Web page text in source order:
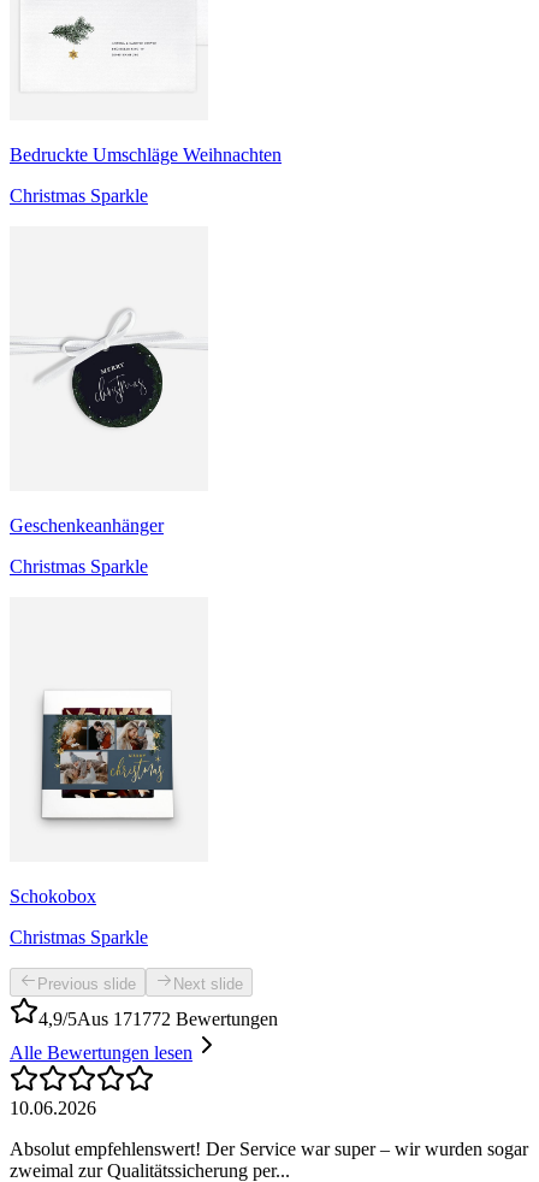
Bedruckte Umschläge Weihnachten
Christmas Sparkle
Geschenkeanhänger
Christmas Sparkle
Schokobox
Christmas Sparkle
Previous slide Next slide
4,9/5Aus 171772 Bewertungen
Alle Bewertungen lesen
10.06.2026
Absolut empfehlenswert! Der Service war super – wir wurden sogar
zweimal zur Qualitätssicherung per...